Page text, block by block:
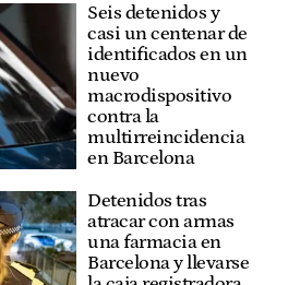
Seis detenidos y
casi un centenar de
identificados en un
nuevo
macrodispositivo
contra la
multirreincidencia
en Barcelona
Detenidos tras
atracar con armas
una farmacia en
Barcelona y llevarse